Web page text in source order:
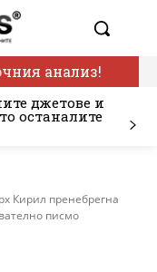
анализ!
джетове и
останалите
Кирил пренебрегна
писмо